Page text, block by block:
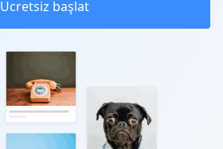
Ücretsiz başlat